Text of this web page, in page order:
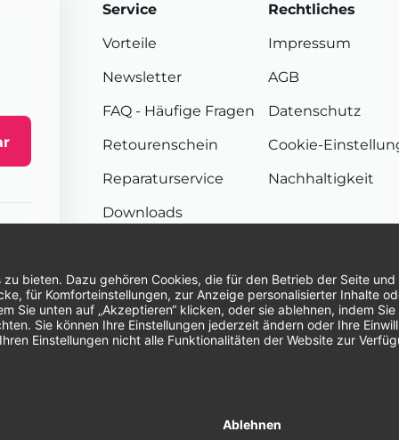
Service
Vorteile
Newsletter
FAQ - Häufige Fragen
Retourenschein
Reparaturservice
Downloads
Rechtliches
Impressum
AGB
Datenschutz
Cookie-
Nachhaltigkeit
© 2026 Dentina GmbH | Alle Rechte